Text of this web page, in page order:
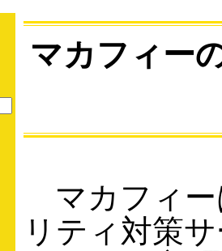
マカフィー
マカフィー
リティ対策サ